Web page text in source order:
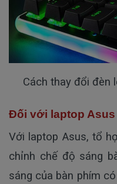
Cách thay đổi đèn
Đối với laptop Asus
Với laptop Asus, tổ
chỉnh chế độ sáng
sáng của bàn phím